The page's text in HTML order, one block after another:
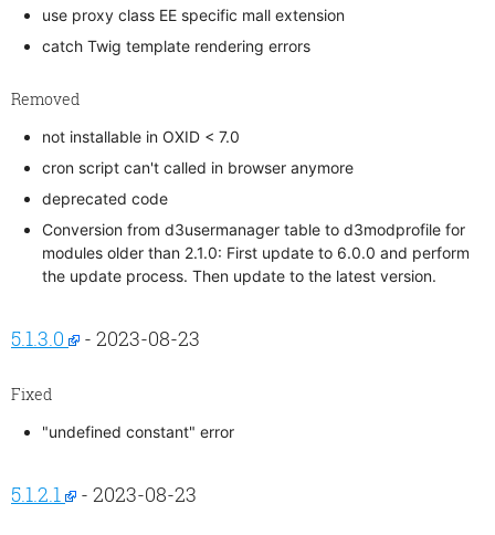
use proxy class EE specific mall extension
catch Twig template rendering errors
Removed
not installable in OXID < 7.0
cron script can't called in browser anymore
deprecated code
Conversion from d3usermanager table to d3modprofile for
modules older than 2.1.0: First update to 6.0.0 and perform
the update process. Then update to the latest version.
5.1.3.0 - 2023-08-23
Fixed
"undefined constant" error
5.1.2.1 - 2023-08-23